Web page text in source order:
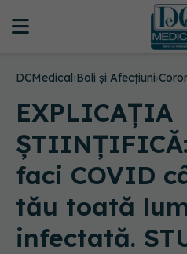
DCMedical›Boli și Afecțiuni›
EXPLICAȚIA
faci COVID
tău toată
infectată.